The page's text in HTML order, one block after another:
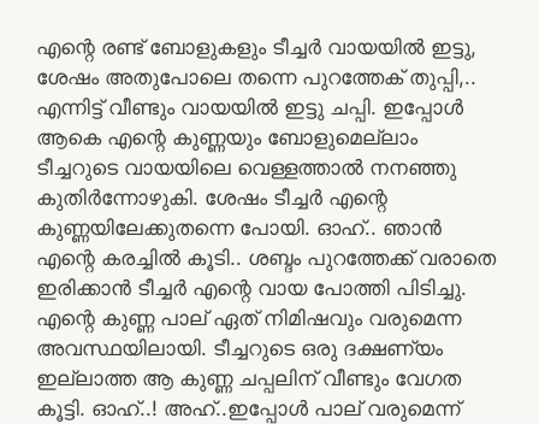
എന്റെ രണ്ട് ബോളുകളും ടീച്ചർ വായയിൽ ഇട്ടു,
ശേഷം അതുപോലെ തന്നെ പുറത്തേക് തുപ്പി,..
എന്നിട്ട് വീണ്ടും വായയിൽ ഇട്ടു ചപ്പി. ഇപ്പോൾ
ആകെ എന്റെ കുണ്ണയും ബോളുമെല്ലാം
ടീച്ചറുടെ വായയിലെ വെള്ളത്താൽ നനഞ്ഞു
കുതിർന്നോഴുകി. ശേഷം ടീച്ചർ എന്റെ
കുണ്ണയിലേക്കുതന്നെ പോയി. ഓഹ്.. ഞാൻ
എന്റെ കരച്ചിൽ കൂടി.. ശബ്ദം പുറത്തേക്ക് വരാതെ
ഇരിക്കാൻ ടീച്ചർ എന്റെ വായ പോത്തി പിടിച്ചു.
എന്റെ കുണ്ണ പാല് ഏത് നിമിഷവും വരുമെന്ന
അവസ്ഥയിലായി. ടീച്ചറുടെ ഒരു ദക്ഷണ്യം
ഇല്ലാത്ത ആ കുണ്ണ ചപ്പലിന് വീണ്ടും വേഗത
കൂട്ടി. ഓഹ്..! അഹ്..ഇപ്പോൾ പാല് വരുമെന്ന്